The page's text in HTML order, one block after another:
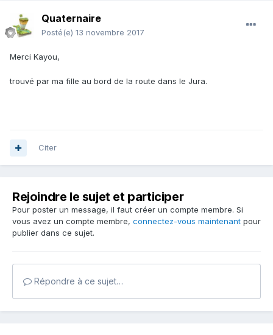
Quaternaire
Posté(e) 13 novembre 2017
Merci Kayou,
trouvé par ma fille au bord de la route dans le Jura.
Citer
Rejoindre le sujet et participer
Pour poster un message, il faut créer un compte membre. Si
vous avez un compte membre, connectez-vous maintenant pour
publier dans ce sujet.
Répondre à ce sujet…